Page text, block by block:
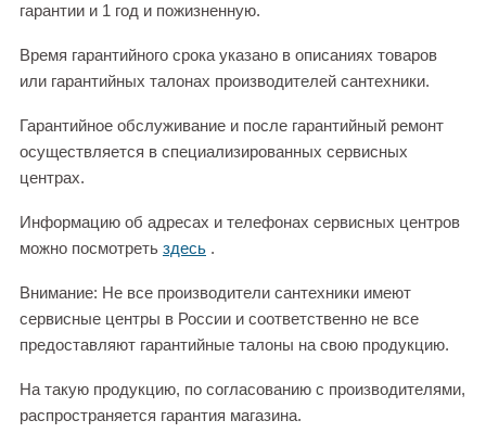
гарантии и 1 год и пожизненную.
Время гарантийного срока указано в описаниях товаров
или гарантийных талонах производителей сантехники.
Гарантийное обслуживание и после гарантийный ремонт
осуществляется в специализированных сервисных
центрах.
Информацию об адресах и телефонах сервисных центров
можно посмотреть здесь .
Внимание: Не все производители сантехники имеют
сервисные центры в России и соответственно не все
предоставляют гарантийные талоны на свою продукцию.
На такую продукцию, по согласованию с производителями,
распространяется гарантия магазина.